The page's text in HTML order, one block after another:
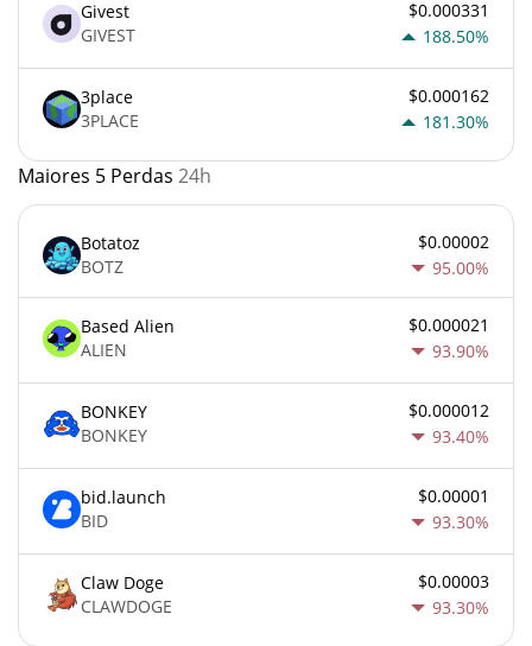
Givest
GIVEST
$0.000331
188.50%
3place
3PLACE
$0.000162
181.30%
Maiores 5 Perdas 24h
Botatoz
BOTZ
$0.00002
95.00%
Based Alien
ALIEN
$0.000021
93.90%
BONKEY
BONKEY
$0.000012
93.40%
bid.launch
BID
$0.00001
93.30%
Claw Doge
CLAWDOGE
$0.00003
93.30%